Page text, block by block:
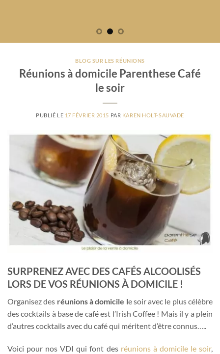
BLOG SUR LES RÉUNIONS
Réunions à domicile Parenthese Café
le soir
PUBLIÉ LE 17 FÉVRIER 2015 PAR KAREN HOLT-SAUVADE
SURPRENEZ AVEC DES CAFÉS ALCOOLISÉS
LORS DE VOS RÉUNIONS À DOMICILE !
Organisez des réunions à domicile le soir avec le plus célèbre
des cocktails à base de café est l’Irish Coffee ! Mais il y a plein
d’autres cocktails avec du café qui méritent d’être connus…..
Voici pour nos VDI qui font des réunions à domicile le soir,